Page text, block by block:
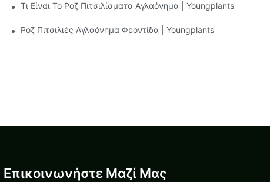
Τι Είναι Το Ροζ Πιτσιλίσματα Αγλαόνημα | Youngplants
Ροζ Πιτσιλιές Αγλαόνημα Φροντίδα | Youngplants
Επικοινωνήστε Μαζί Μας